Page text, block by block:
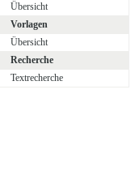
Übersicht
Vorlagen
Übersicht
Recherche
Textrecherche